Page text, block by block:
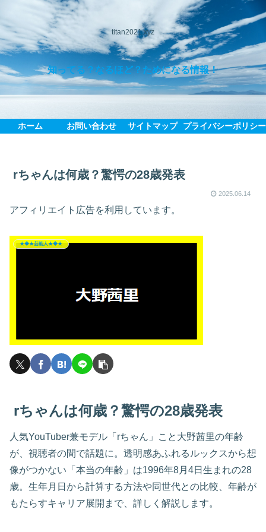
titan2021.xyz
知ってる？なるほど？ためになる情報！
ホーム お問い合わせ サイトマップ プライバシーポリシー
rちゃんは何歳？驚愕の28歳発表
2025.06.14
アフィリエイト広告を利用しています。
★◆★芸能人★◆★
rちゃんは何歳？驚愕の28歳発表
人気YouTuber兼モデル「rちゃん」こと大野茜里の年齢
が、視聴者の間で話題に。透明感あふれるルックスから想
像がつかない「本当の年齢」は1996年8月4日生まれの28
歳。生年月日から計算する方法や同世代との比較、年齢が
もたらすキャリア展開まで、詳しく解説します。